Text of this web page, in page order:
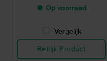
● Op voorraad
Vergelijk
Bekijk Product